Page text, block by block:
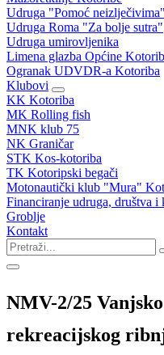
Udruga "Pomoć neizlječivima"
Udruga Roma "Za bolje sutra"
Udruga umirovljenika
Limena glazba Općine
Ogranak UDVDR-a Kotoriba
Klubovi
KK Kotoriba
MK Rolling fish
MNK klub 75
NK Graničar
STK Kos-kotoriba
TK Kotoripski begači
Motonautički klub "Mura"
Financiranje udruga, društva i
Groblje
Kontakt
NMV-2/25
rekreacijskog